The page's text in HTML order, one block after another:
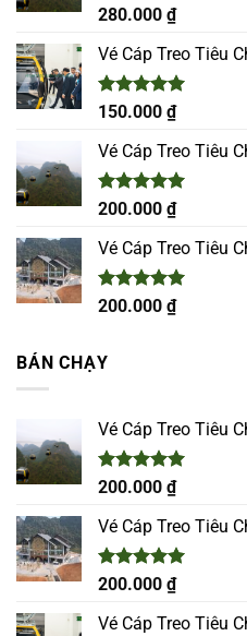
Được xếp
5.00
5 sao
280.000 ₫
Vé Cáp Treo Tiêu
Được xếp
5.00
5 sao
150.000 ₫
Vé Cáp Treo Tiêu
Được xếp
5.00
5 sao
200.000 ₫
Vé Cáp Treo Tiêu
Được xếp
5.00
200.000 ₫
BÁN CHẠY
Vé Cáp Treo Tiêu
Được xếp
5.00
5 sao
200.000 ₫
Vé Cáp Treo Tiêu
Được xếp
5.00
5 sao
200.000 ₫
Vé Cáp Treo Tiêu